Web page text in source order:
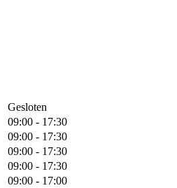
Gesloten
09:00 - 17:30
09:00 - 17:30
09:00 - 17:30
09:00 - 17:30
09:00 - 17:00